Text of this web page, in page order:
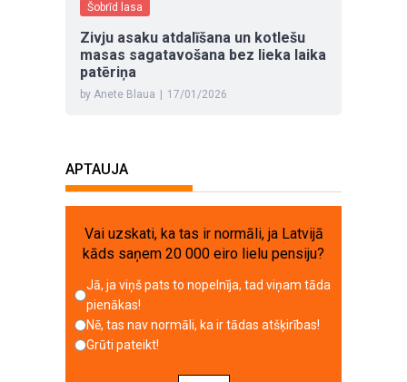
Šobrīd lasa
Zivju asaku atdalīšana un kotlešu
masas sagatavošana bez lieka laika
patēriņa
by Anete Blaua 17/01/2026
APTAUJA
Vai uzskati, ka tas ir normāli, ja Latvijā
kāds saņem 20 000 eiro lielu pensiju?
Jā, ja viņš pats to nopelnīja, tad viņam tāda
pienākas!
Nē, tas nav normāli, ka ir tādas atšķirības!
Grūti pateikt!